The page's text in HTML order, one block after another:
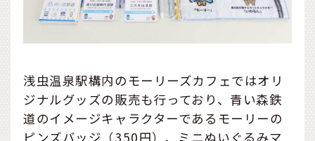
浅虫温泉駅構内のモーリーズカフェではオリ
ジナルグッズの販売も行っており、青い森鉄
道のイメージキャラクターであるモーリーの
ピンズバッジ（350円）、ミニぬいぐるみマ